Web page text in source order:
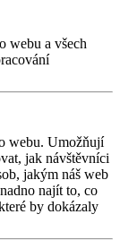
webu a všech
webu. Umožňují
jak návštěvníci
jakým náš web
najít to, co
by dokázaly